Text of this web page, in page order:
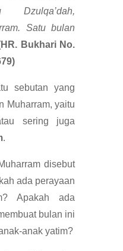
Dzulqa’dah,
Satu bulan
Bukhari No.
sebutan yang
Muharram, yaitu
sering juga
.
disebut
ada perayaan
Apakah ada
bulan ini
anak yatim?